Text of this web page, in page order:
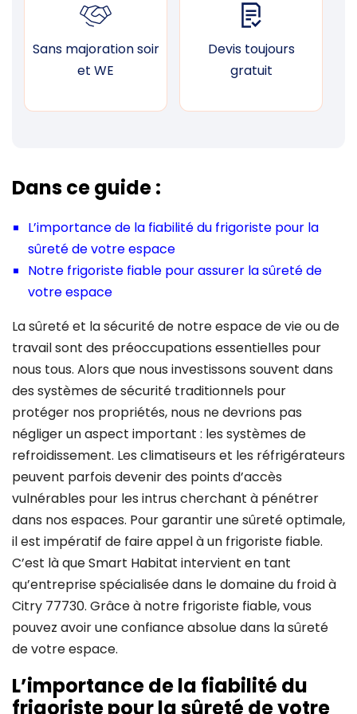
Sans majoration soir
et WE
Devis toujours
gratuit
Dans ce guide :
L’importance de la fiabilité du frigoriste pour la
sûreté de votre espace
Notre frigoriste fiable pour assurer la sûreté de
votre espace
La sûreté et la sécurité de notre espace de vie ou de
travail sont des préoccupations essentielles pour
nous tous. Alors que nous investissons souvent dans
des systèmes de sécurité traditionnels pour
protéger nos propriétés, nous ne devrions pas
négliger un aspect important : les systèmes de
refroidissement. Les climatiseurs et les réfrigérateurs
peuvent parfois devenir des points d’accès
vulnérables pour les intrus cherchant à pénétrer
dans nos espaces. Pour garantir une sûreté optimale,
il est impératif de faire appel à un frigoriste fiable.
C’est là que Smart Habitat intervient en tant
qu’entreprise spécialisée dans le domaine du froid à
Citry 77730. Grâce à notre frigoriste fiable, vous
pouvez avoir une confiance absolue dans la sûreté
de votre espace.
L’importance de la fiabilité du
frigoriste pour la sûreté de votre